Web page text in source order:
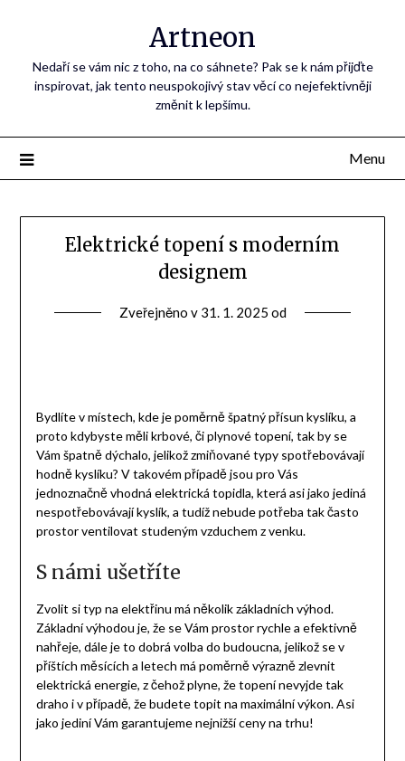
Artneon
Nedaří se vám nic z toho, na co sáhnete? Pak se k nám přijďte
inspirovat, jak tento neuspokojivý stav věcí co nejefektivněji
změnit k lepšímu.
Menu
Elektrické topení s moderním
designem
Zveřejněno v 31. 1. 2025 od
Bydlíte v místech, kde je poměrně špatný přísun kyslíku, a
proto kdybyste měli krbové, či plynové topení, tak by se
Vám špatně dýchalo, jelikož zmiňované typy spotřebovávají
hodně kyslíku? V takovém případě jsou pro Vás
jednoznačně vhodná elektrická topidla, která asi jako jediná
nespotřebovávají kyslík, a tudíž nebude potřeba tak často
prostor ventilovat studeným vzduchem z venku.
S námi ušetříte
Zvolit si typ na elektřinu má několik základních výhod.
Základní výhodou je, že se Vám prostor rychle a efektivně
nahřeje, dále je to dobrá volba do budoucna, jelikož se v
příštích měsících a letech má poměrně výrazně zlevnit
elektrická energie, z čehož plyne, že topení nevyjde tak
draho i v případě, že budete topit na maximální výkon. Asi
jako jediní Vám garantujeme nejnižší ceny na trhu!